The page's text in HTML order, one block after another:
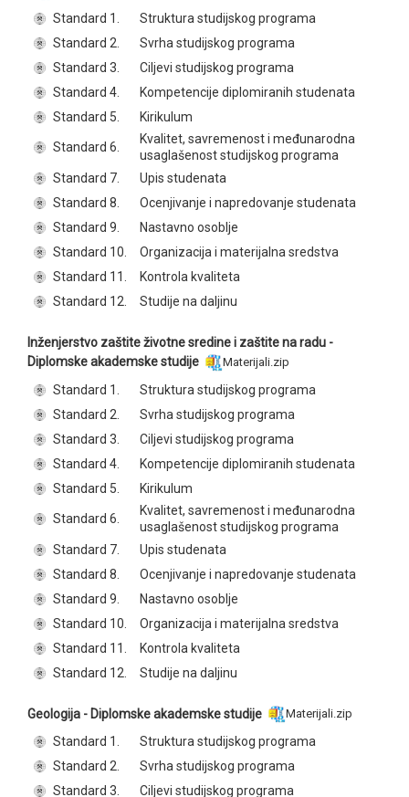
Standard 1.
Struktura studijskog programa
Standard 2.
Svrha studijskog programa
Standard 3.
Ciljevi studijskog programa
Standard 4.
Kompetencije diplomiranih studenata
Standard 5.
Kirikulum
Standard 6.
Kvalitet, savremenost i međunarodna
usaglašenost studijskog programa
Standard 7.
Upis studenata
Standard 8.
Ocenjivanje i napredovanje studenata
Standard 9.
Nastavno osoblje
Standard 10.
Organizacija i materijalna sredstva
Standard 11.
Kontrola kvaliteta
Standard 12.
Studije na daljinu
Inženjerstvo zaštite životne sredine i zaštite na radu -
Diplomske akademske studije
Materijali.zip
Standard 1.
Struktura studijskog programa
Standard 2.
Svrha studijskog programa
Standard 3.
Ciljevi studijskog programa
Standard 4.
Kompetencije diplomiranih studenata
Standard 5.
Kirikulum
Standard 6.
Kvalitet, savremenost i međunarodna
usaglašenost studijskog programa
Standard 7.
Upis studenata
Standard 8.
Ocenjivanje i napredovanje studenata
Standard 9.
Nastavno osoblje
Standard 10.
Organizacija i materijalna sredstva
Standard 11.
Kontrola kvaliteta
Standard 12.
Studije na daljinu
Geologija - Diplomske akademske studije Materijali.zip
Standard 1.
Struktura studijskog programa
Standard 2.
Svrha studijskog programa
Standard 3.
Ciljevi studijskog programa